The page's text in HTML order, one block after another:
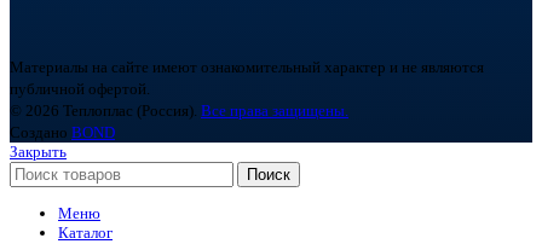
Материалы на сайте имеют ознакомительный характер и не являются
публичной офертой.
© 2026 Теплоплас (Россия). Все права защищены.
Создано BOND
Закрыть
Поиск
Меню
Каталог